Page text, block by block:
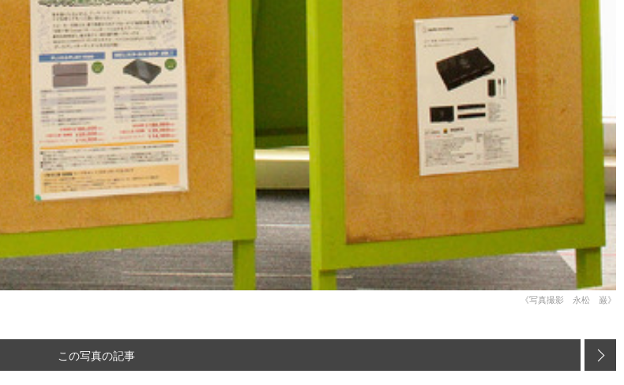
《写真撮影 永松 巌》
この写真の記事